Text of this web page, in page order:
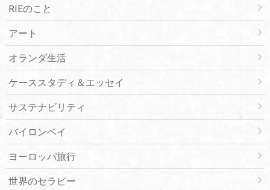
RIEのこと
アート
オランダ生活
ケーススタディ＆エッセイ
サステナビリティ
バイロンベイ
ヨーロッパ旅行
世界のセラピー